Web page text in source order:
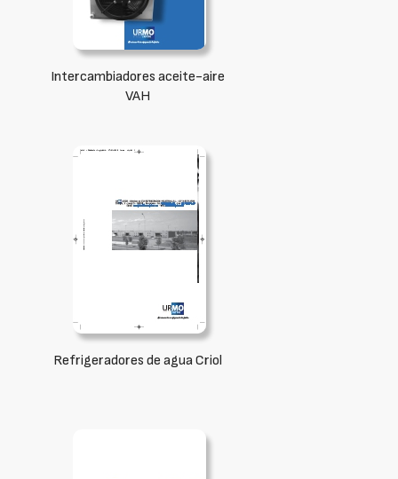
Intercambiadores aceite-aire
VAH
Refrigeradores de agua Criol